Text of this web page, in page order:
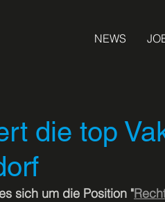
NEWS
die top
sich um die Position "